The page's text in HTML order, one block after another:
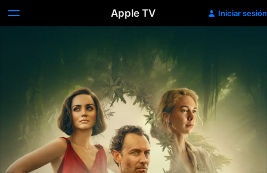
Apple TV Iniciar sesión